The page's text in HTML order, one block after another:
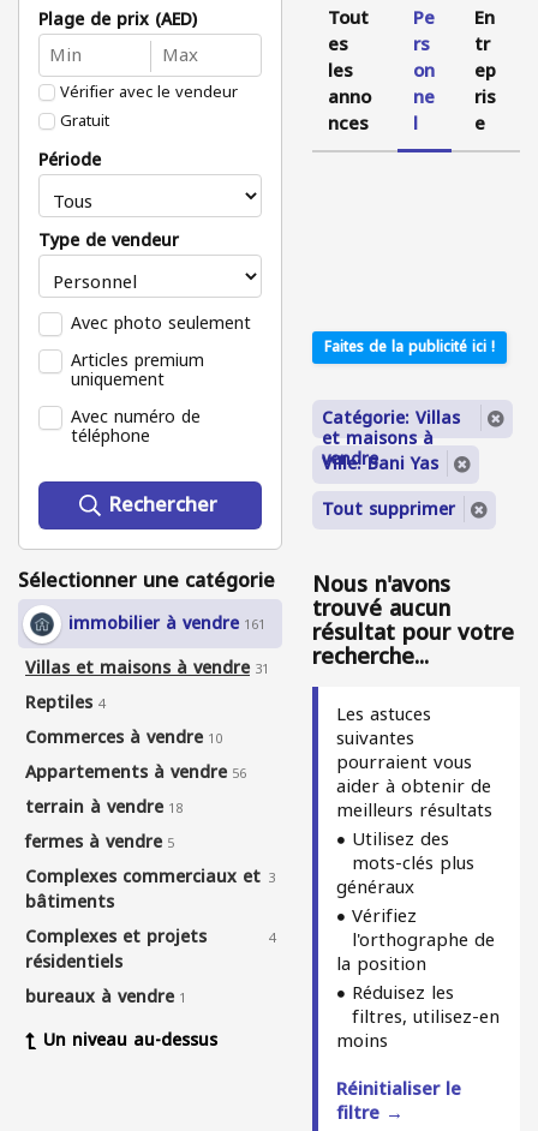
Plage de prix (AED)
Vérifier avec le vendeur
Gratuit
Période
Type de vendeur
Avec photo seulement
Articles premium
uniquement
Avec numéro de
téléphone
Rechercher
Sélectionner une catégorie
immobilier à vendre 161
Villas et maisons à vendre 31
Reptiles 4
Commerces à vendre 10
Appartements à vendre 56
terrain à vendre 18
fermes à vendre 5
Complexes commerciaux et
bâtiments
3
Complexes et projets
résidentiels
4
bureaux à vendre 1
Un niveau au-dessus
Tout
es
les
anno
nces
Pe
rs
on
ne
l
En
tr
ep
ris
e
Faites de la publicité ici !
Catégorie: Villas
et maisons à
vendre
Ville: Bani Yas
Tout supprimer
Nous n'avons
trouvé aucun
résultat pour votre
recherche...
Les astuces
suivantes
pourraient vous
aider à obtenir de
meilleurs résultats
Utilisez des
mots-clés plus
généraux
Vérifiez
l'orthographe de
la position
Réduisez les
filtres, utilisez-en
moins
Réinitialiser le
filtre →